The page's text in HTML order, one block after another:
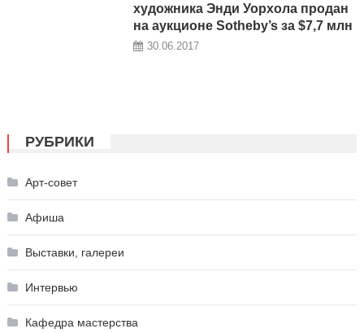
художника Энди Уорхола продан
на аукционе Sotheby’s за $7,7 млн
30.06.2017
РУБРИКИ
Арт-совет
Афиша
Выставки, галереи
Интервью
Кафедра мастерства